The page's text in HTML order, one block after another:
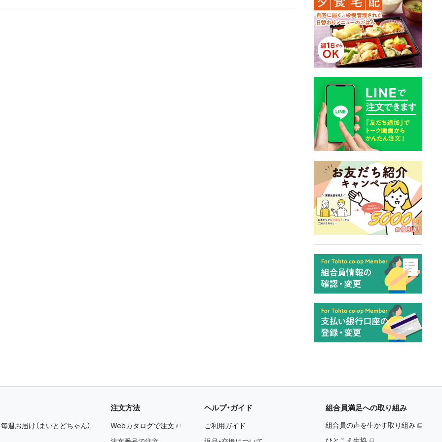
毎週お届け（まいとどちゃん）
注文方法
Webカタログで注文
ヘルプ・ガイド
ご利用ガイド
組合員満足への取り組み
組合員の声を生かす取り組み